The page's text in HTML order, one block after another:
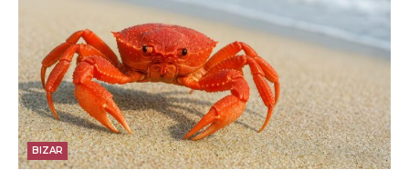
BIZAR